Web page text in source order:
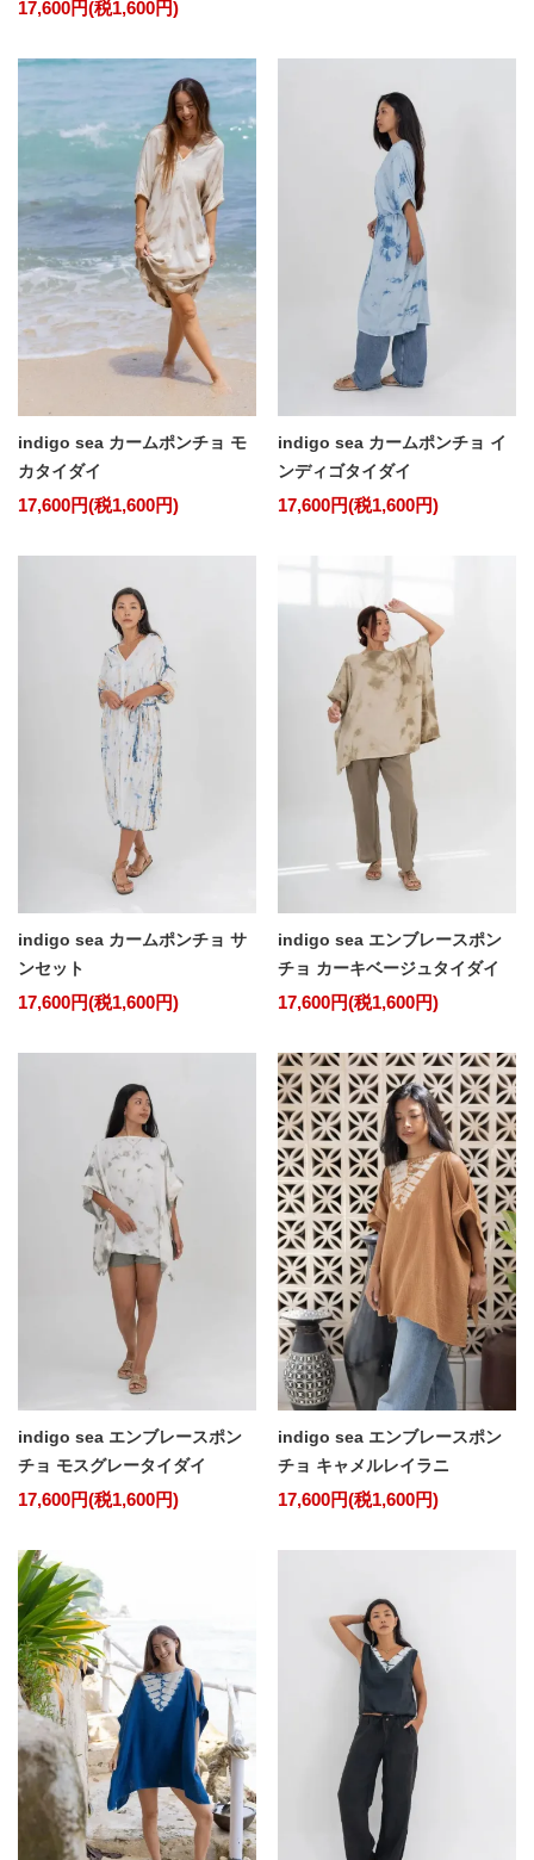
17,600円(税1,600円)
indigo sea カームポンチョ モ
カタイダイ
17,600円(税1,600円)
indigo sea カームポンチョ イ
ンディゴタイダイ
17,600円(税1,600円)
indigo sea カームポンチョ サ
ンセット
17,600円(税1,600円)
indigo sea エンブレースポン
チョ カーキベージュタイダイ
17,600円(税1,600円)
indigo sea エンブレースポン
チョ モスグレータイダイ
17,600円(税1,600円)
indigo sea エンブレースポン
チョ キャメルレイラニ
17,600円(税1,600円)